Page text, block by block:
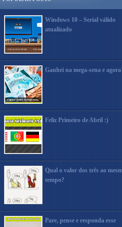
Windows 10 – Serial válido
atualizado
Ganhei na mega-sena e
Feliz Primeiro de Abril :)
Qual o valor dos três ao
tempo?
Pare, pense e responda esse